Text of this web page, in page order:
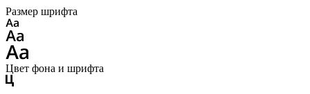
Размер шрифта
Цвет фона и шрифта